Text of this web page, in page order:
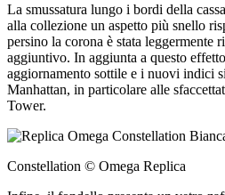
La smussatura lungo i bordi della
alla collezione un aspetto più snello
persino la corona è stata leggermente
aggiuntivo. In aggiunta a questo
aggiornamento sottile e i nuovi indici
Manhattan, in particolare alle
Tower.
Constellation © Omega Replica